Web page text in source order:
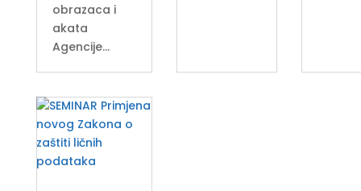
obrazaca i
akata
Agencije…